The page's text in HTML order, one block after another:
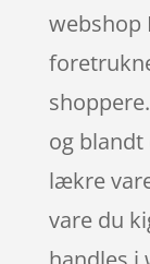
webshop
og
lækre
vare du